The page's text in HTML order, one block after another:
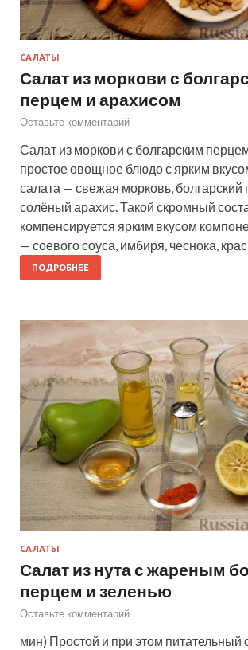
САЛАТЫ
Салат из моркови с
перцем и арахисом
Оставьте комментарий
Салат из моркови с болгарским
простое овощное блюдо с ярким
салата — свежая морковь, болгарский
солёный арахис. Такой скромный
компенсируется ярким вкусом
— соевого соуса, имбиря, чеснока,
ПОДРОБНЕЕ
САЛАТЫ
Салат из нута с жареным
перцем и зеленью
Оставьте комментарий
мин) Простой и при этом питательный